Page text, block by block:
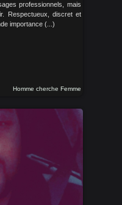
professionnels, mais
Respectueux, discret et
importance (...)
Homme cherche Femme